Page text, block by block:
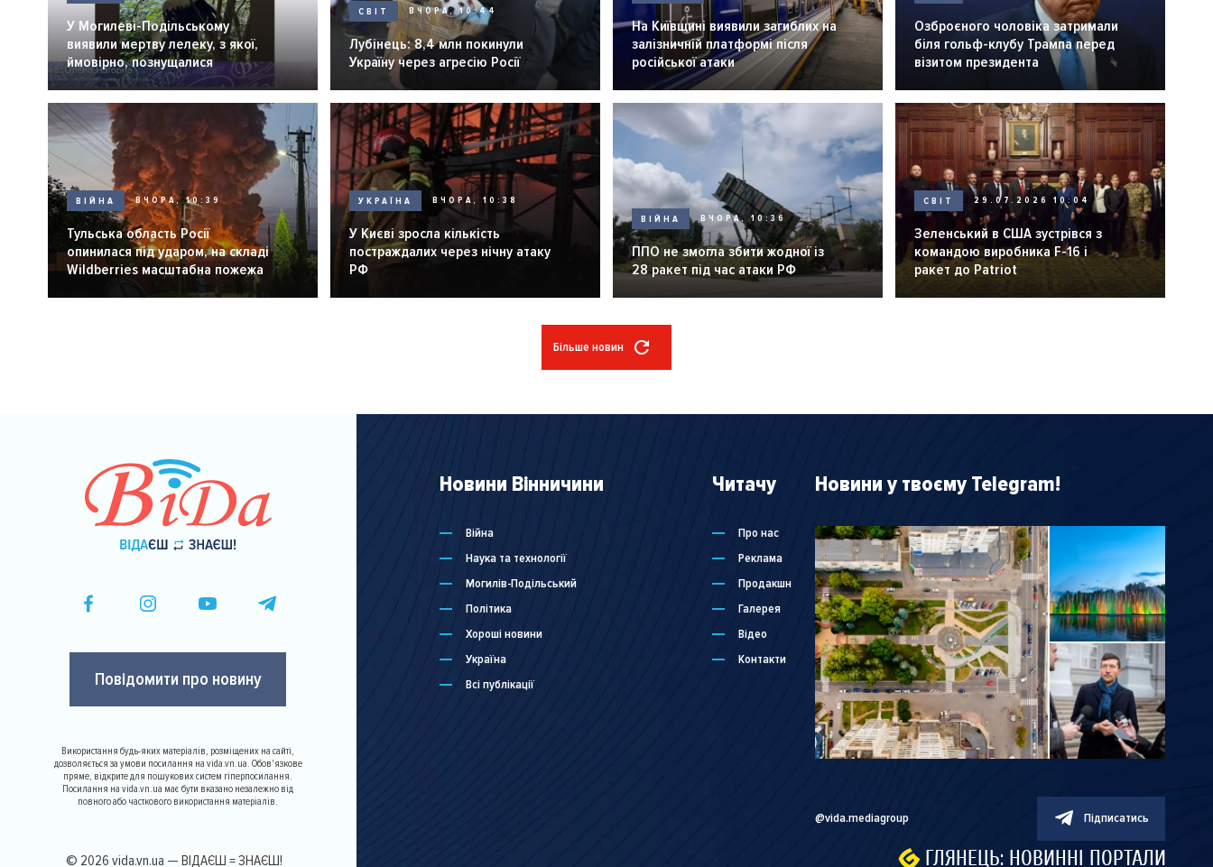
У Могилеві-Подільському
виявили мертву лелеку, з якої,
ймовірно, познущалися
СВІТ ВЧОРА, 10:44
Лубінець: 8,4 млн покинули
Україну через агресію Росії
На Київщині виявили загиблих на
залізничній платформі після
російської атаки
Озброєного чоловіка затримали
біля гольф-клубу Трампа перед
візитом президента
ВІЙНА ВЧОРА, 10:39
Тульська область Росії
опинилася під ударом, на складі
Wildberries масштабна пожежа
УКРАЇНА ВЧОРА, 10:38
У Києві зросла кількість
постраждалих через нічну атаку
РФ
ВІЙНА ВЧОРА, 10:36
ППО не змогла збити жодної із
28 ракет під час атаки РФ
СВІТ 29.07.2026 10:04
Зеленський в США зустрівся з
командою виробника F-16 і
ракет до Patriot
Більше новин
Повідомити про новину
Використання будь-яких матеріалів, розміщених на сайті,
дозволяється за умови посилання на vida.vn.ua. Обов'язкове
пряме, відкрите для пошукових систем гіперпосилання.
Посилання на vida.vn.ua має бути вказано незалежно від
повного або часткового використання матеріалів.
© 2026 vida.vn.ua — ВІДАЄШ = ЗНАЄШ! ГЛЯНЕЦЬ: НОВИННІ ПОРТАЛИ
Новини Вінничини
Війна
Наука та технології
Могилів-Подільський
Політика
Хороші новини
Україна
Всі публікації
Читачу
Про нас
Реклама
Продакшн
Галерея
Відео
Контакти
Новини у твоєму Telegram!
@vida.mediagroup Підписатись